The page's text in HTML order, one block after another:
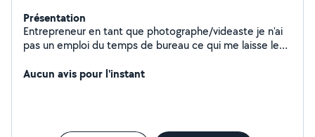
Présentation
Entrepreneur en tant que photographe/videaste je n'ai
pas un emploi du temps de bureau ce qui me laisse le
principale. Que ce soit en aide manuel, dépannage
Aucun avis pour l'instant